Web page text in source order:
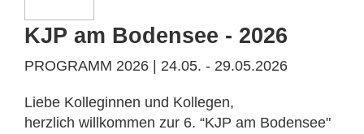
KJP am Bodensee - 2026
PROGRAMM 2026 | 24.05. - 29.05.2026
Liebe Kolleginnen und Kollegen,
herzlich willkommen zur 6. “KJP am Bodensee"